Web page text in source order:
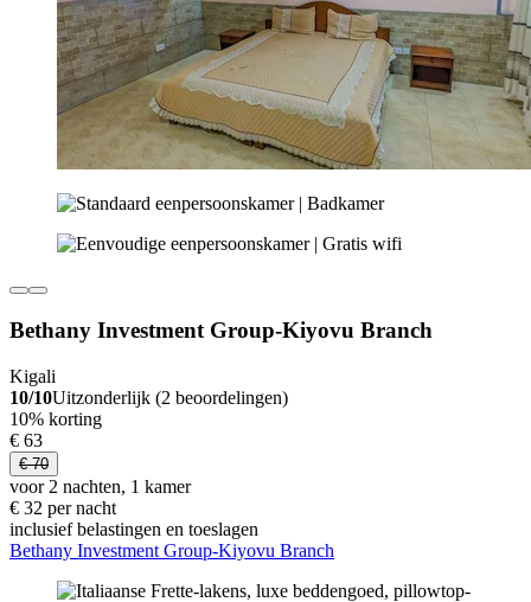
Bethany Investment Group-Kiyovu Branch
Kigali
10/10Uitzonderlijk (2 beoordelingen)
10% korting
€ 63
€ 70
voor 2 nachten, 1 kamer
€ 32 per nacht
inclusief belastingen en toeslagen
Bethany Investment Group-Kiyovu Branch